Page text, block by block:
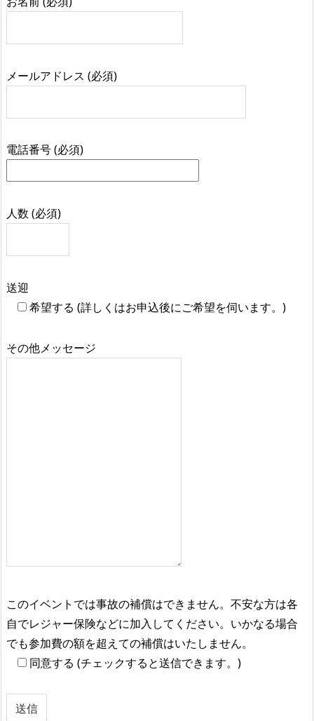
メールアドレス (必須)
電話番号 (必須)
人数 (必須)
送迎
希望する (詳しくはお申込後にご希望を伺います。)
その他メッセージ
このイベントでは事故の補償はできません。不安な方は各
自でレジャー保険などに加入してください。いかなる場合
でも参加費の額を超えての補償はいたしません。
同意する (チェックすると送信できます。)